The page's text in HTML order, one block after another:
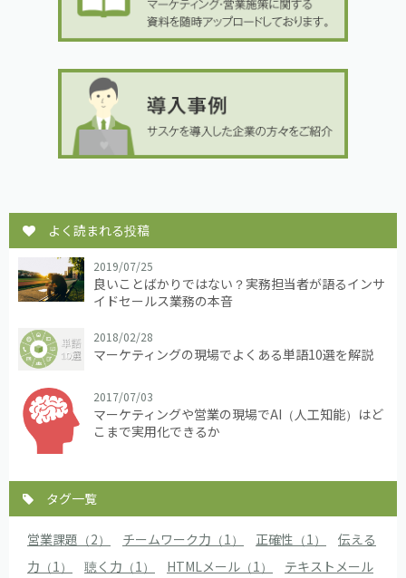
よく読まれる投稿
2019/07/25
良いことばかりではない？実務担当者が語るインサ
イドセールス業務の本音
2018/02/28
マーケティングの現場でよくある単語10選を解説
2017/07/03
マーケティングや営業の現場でAI（人工知能）はど
こまで実用化できるか
タグ一覧
営業課題（2） チームワーク力（1） 正確性（1）
伝える
力（1）
聴く力（1） HTMLメール（1）
テキストメール